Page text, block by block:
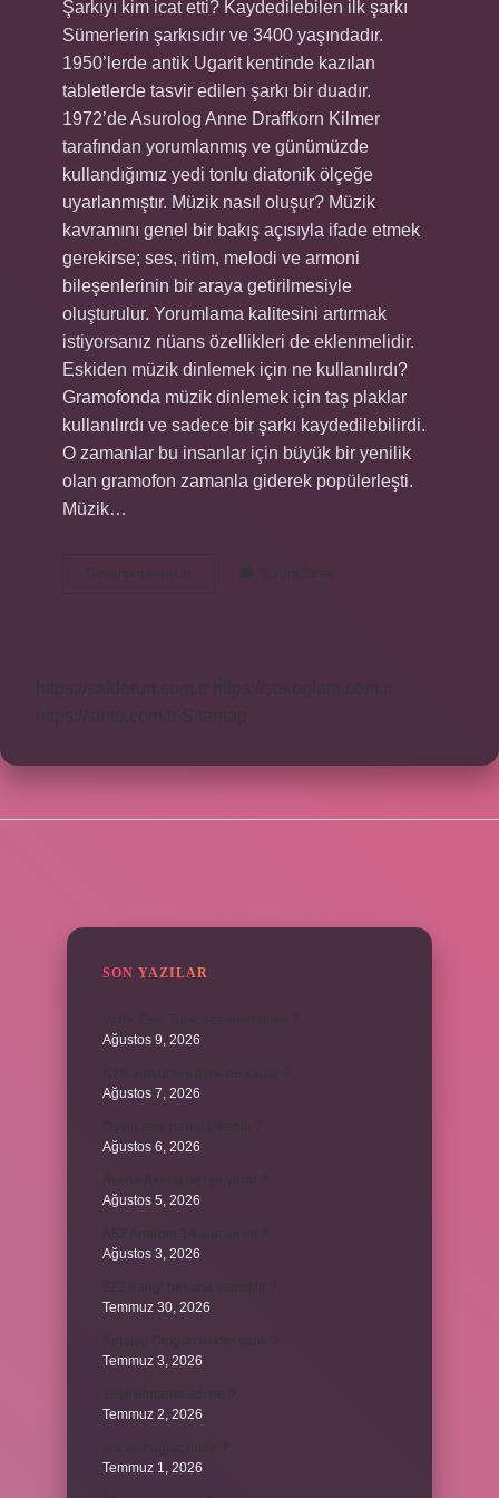
Şarkıyı kim icat etti? Kaydedilebilen ilk şarkı
Sümerlerin şarkısıdır ve 3400 yaşındadır.
1950’lerde antik Ugarit kentinde kazılan
tabletlerde tasvir edilen şarkı bir duadır.
1972’de Asurolog Anne Draffkorn Kilmer
tarafından yorumlanmış ve günümüzde
kullandığımız yedi tonlu diatonik ölçeğe
uyarlanmıştır. Müzik nasıl oluşur? Müzik
kavramını genel bir bakış açısıyla ifade etmek
gerekirse; ses, ritim, melodi ve armoni
bileşenlerinin bir araya getirilmesiyle
oluşturulur. Yorumlama kalitesini artırmak
istiyorsanız nüans özellikleri de eklenmelidir.
Eskiden müzik dinlemek için ne kullanılırdı?
Gramofonda müzik dinlemek için taş plaklar
kullanılırdı ve sadece bir şarkı kaydedilebilirdi.
O zamanlar bu insanlar için büyük bir yenilik
olan gramofon zamanla giderek popülerleşti.
Müzik…
Devamını okuyun
Nasıl
Yorum Bırak
https://safderun.com.tr
https://sokoglam.com.tr
https://sinto.com.tr
Sitemap
SON YAZILAR
Ağustos 9, 2026
Ağustos 7, 2026
Ağustos 6, 2026
Ağustos 5, 2026
Ağustos 3, 2026
Temmuz 30, 2026
Temmuz 3, 2026
Temmuz 2, 2026
Temmuz 1, 2026